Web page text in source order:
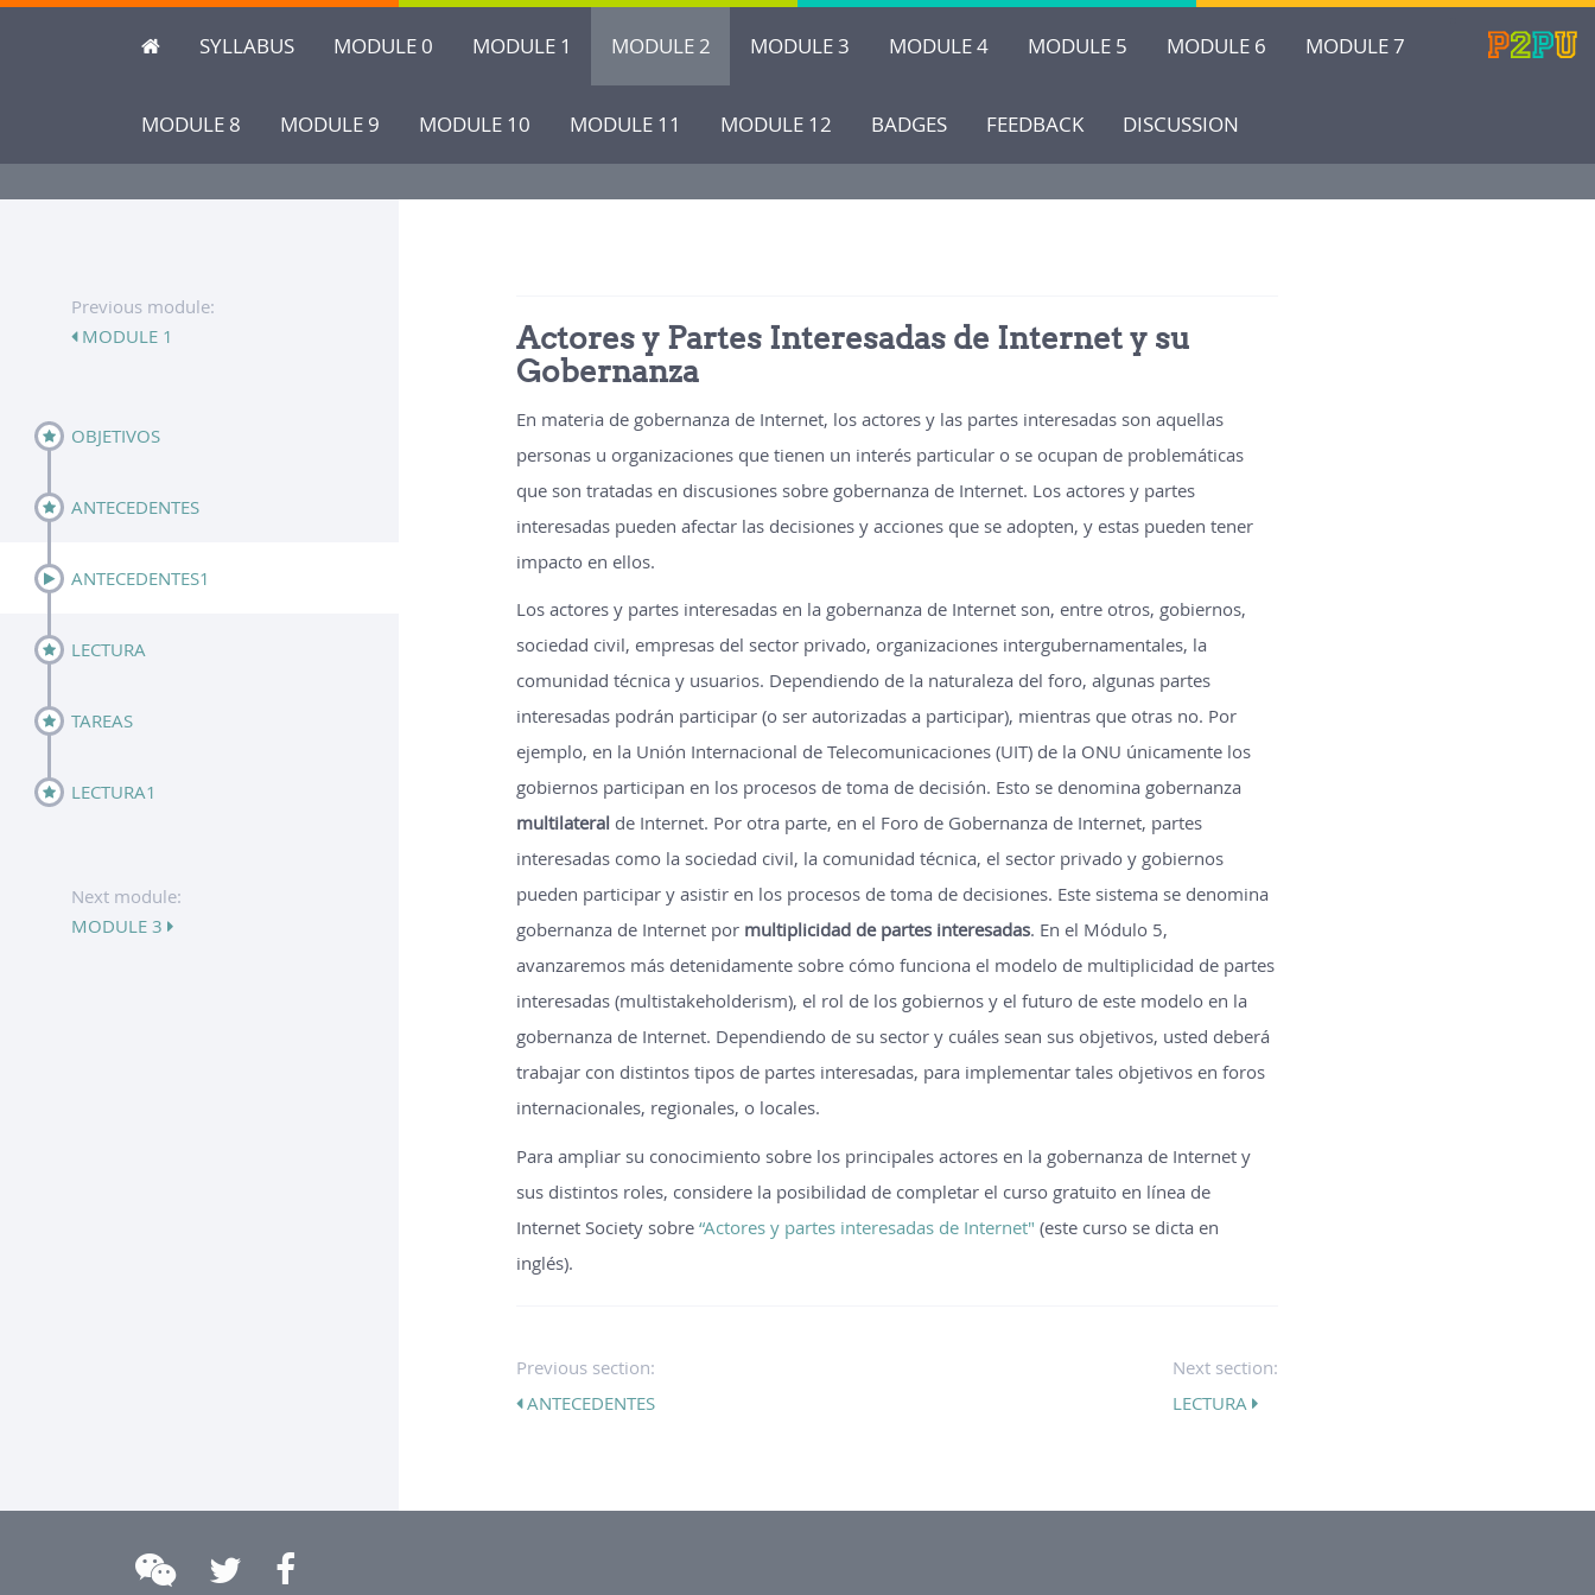
SYLLABUS MODULE 0 MODULE 1 MODULE 2 MODULE 3 MODULE 4 MODULE 5 MODULE 6 MODULE 7
MODULE 8 MODULE 9 MODULE 10 MODULE 11 MODULE 12 BADGES FEEDBACK DISCUSSION
Previous module:
MODULE 1
OBJETIVOS
ANTECEDENTES
ANTECEDENTES1
LECTURA
TAREAS
LECTURA1
Next module:
MODULE 3
Actores y Partes Interesadas de Internet y su
Gobernanza
En materia de gobernanza de Internet, los actores y las partes interesadas son aquellas
personas u organizaciones que tienen un interés particular o se ocupan de problemáticas
que son tratadas en discusiones sobre gobernanza de Internet. Los actores y partes
interesadas pueden afectar las decisiones y acciones que se adopten, y estas pueden tener
impacto en ellos.
Los actores y partes interesadas en la gobernanza de Internet son, entre otros, gobiernos,
sociedad civil, empresas del sector privado, organizaciones intergubernamentales, la
comunidad técnica y usuarios. Dependiendo de la naturaleza del foro, algunas partes
interesadas podrán participar (o ser autorizadas a participar), mientras que otras no. Por
ejemplo, en la Unión Internacional de Telecomunicaciones (UIT) de la ONU únicamente los
gobiernos participan en los procesos de toma de decisión. Esto se denomina gobernanza
multilateral de Internet. Por otra parte, en el Foro de Gobernanza de Internet, partes
interesadas como la sociedad civil, la comunidad técnica, el sector privado y gobiernos
pueden participar y asistir en los procesos de toma de decisiones. Este sistema se denomina
gobernanza de Internet por multiplicidad de partes interesadas. En el Módulo 5,
avanzaremos más detenidamente sobre cómo funciona el modelo de multiplicidad de partes
interesadas (multistakeholderism), el rol de los gobiernos y el futuro de este modelo en la
gobernanza de Internet. Dependiendo de su sector y cuáles sean sus objetivos, usted deberá
trabajar con distintos tipos de partes interesadas, para implementar tales objetivos en foros
internacionales, regionales, o locales.
Para ampliar su conocimiento sobre los principales actores en la gobernanza de Internet y
sus distintos roles, considere la posibilidad de completar el curso gratuito en línea de
Internet Society sobre “Actores y partes interesadas de Internet" (este curso se dicta en
inglés).
Previous section:
ANTECEDENTES
Next section:
LECTURA